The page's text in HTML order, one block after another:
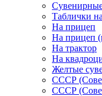
Таблички
На прицеп
На прицеп
На трактор
На
Желтые
СССР
СССР